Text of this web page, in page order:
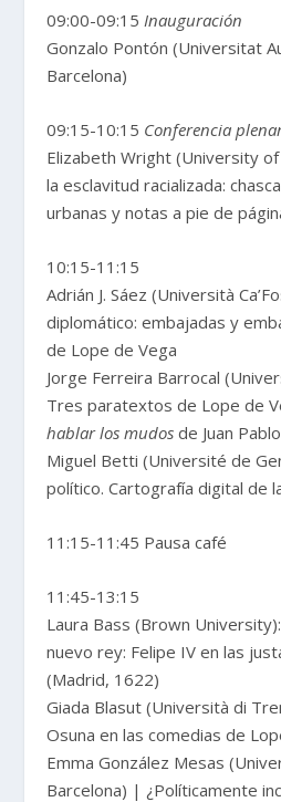
09:00-09:15 Inauguración
Gonzalo Pontón (Universitat
Barcelona)
09:15-10:15 Conferencia
Elizabeth Wright (University
la esclavitud racializada:
urbanas y notas a pie de
10:15-11:15
Adrián J. Sáez (Università
diplomático: embajadas y
de Lope de Vega
Jorge Ferreira Barrocal
Tres paratextos de Lope de
hablar los mudos de Juan
Miguel Betti (Université de
político. Cartografía digital de
11:15-11:45 Pausa café
11:45-13:15
Laura Bass (Brown
nuevo rey: Felipe IV en las
(Madrid, 1622)
Giada Blasut (Università di
Osuna en las comedias de
Emma González Mesas
Barcelona) | ¿Políticamente